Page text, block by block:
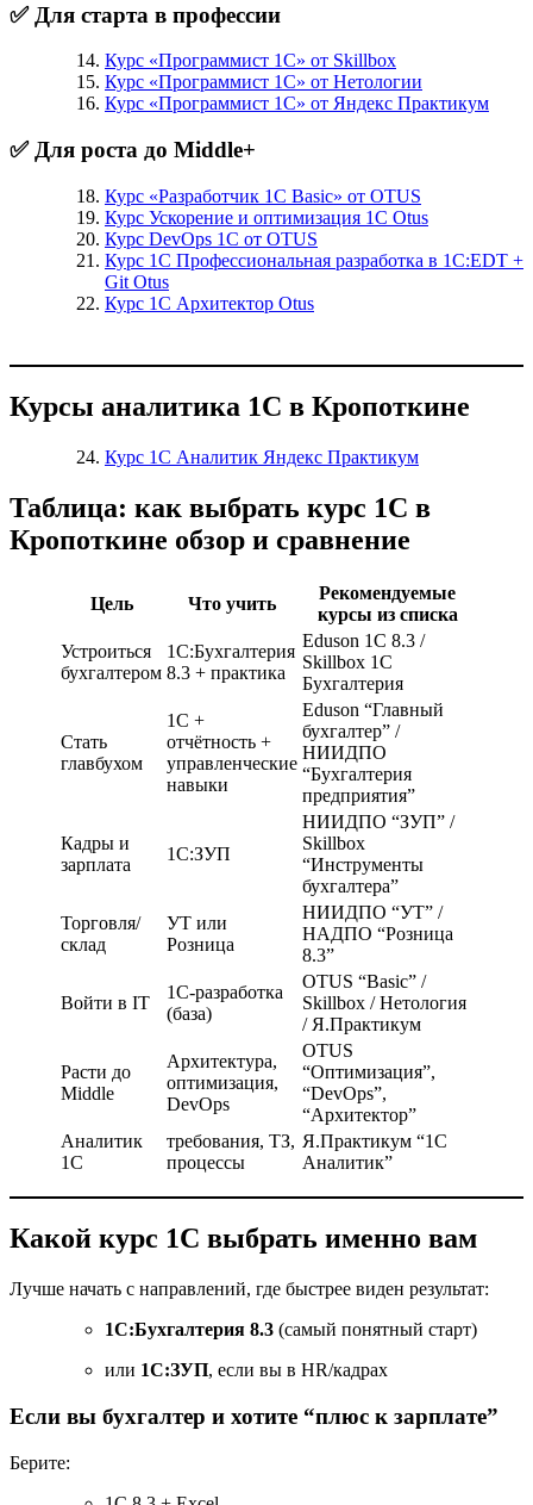
✅ Для старта в профессии
Курс «Программист 1С» от Skillbox
Курс «Программист 1С» от Нетологии
Курс «Программист 1С» от Яндекс Практикум
✅ Для роста до Middle+
Курс «Разработчик 1С Basic» от OTUS
Курс Ускорение и оптимизация 1С Otus
Курс DevOps 1С от OTUS
Курс 1С Профессиональная разработка в 1С:EDT +
Git Otus
Курс 1С Архитектор Otus
Курсы аналитика 1С в Кропоткине
Курс 1С Аналитик Яндекс Практикум
Таблица: как выбрать курс 1С в
Кропоткине обзор и сравнение
Цель Что учить
Рекомендуемые
курсы из списка
Устроиться
бухгалтером
1С:Бухгалтерия
8.3 + практика
Eduson 1С 8.3 /
Skillbox 1С
Бухгалтерия
Стать
главбухом
1С +
отчётность +
управленческие
навыки
Eduson “Главный
бухгалтер” /
НИИДПО
“Бухгалтерия
предприятия”
Кадры и
зарплата
1С:ЗУП
НИИДПО “ЗУП” /
Skillbox
“Инструменты
бухгалтера”
Торговля/
склад
УТ или
Розница
НИИДПО “УТ” /
НАДПО “Розница
8.3”
Войти в IT
1С-разработка
(база)
OTUS “Basic” /
Skillbox / Нетология
/ Я.Практикум
Расти до
Middle
Архитектура,
оптимизация,
DevOps
OTUS
“Оптимизация”,
“DevOps”,
“Архитектор”
Аналитик
1С
требования, ТЗ,
процессы
Я.Практикум “1С
Аналитик”
Какой курс 1С выбрать именно вам
Лучше начать с направлений, где быстрее виден результат:
1С:Бухгалтерия 8.3 (самый понятный старт)
или 1С:ЗУП, если вы в HR/кадрах
Если вы бухгалтер и хотите “плюс к зарплате”
Берите: